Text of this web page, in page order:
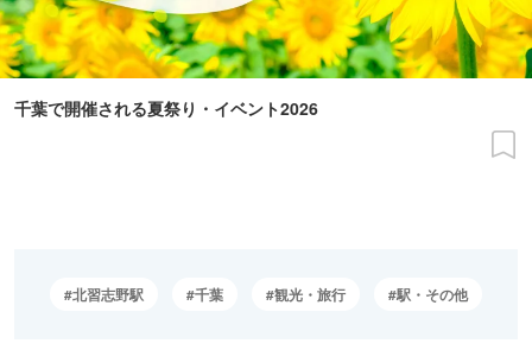
千葉で開催される夏祭り・イベント2026
北習志野駅 千葉 観光・旅行 駅・その他